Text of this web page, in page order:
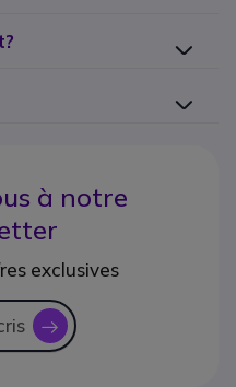
à notre
exclusives
icon